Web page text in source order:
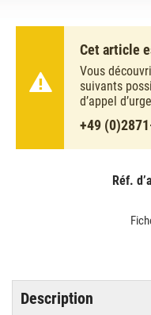
Cet article
Vous
suivants
d’appel
+49
Réf.
Description